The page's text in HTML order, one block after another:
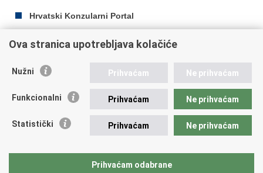
Hrvatski Konzularni Portal
Ispiši
Podijeli
Facebooku
Twitteru
Republika Hrvatska
Trg N.Š. Zrinskog 7-8, 10000 Zagreb
fax: +385 (0)1 4551 795, +385 (0)1 4920 149
ministarstvo@mvep.hr
Ova stranica upotrebljava kolačiće
Nužni Prihvaćam Ne prihvaćam
Funkcionalni Prihvaćam Ne prihvaćam
Statistički Prihvaćam Ne prihvaćam
Prihvaćam odabrane